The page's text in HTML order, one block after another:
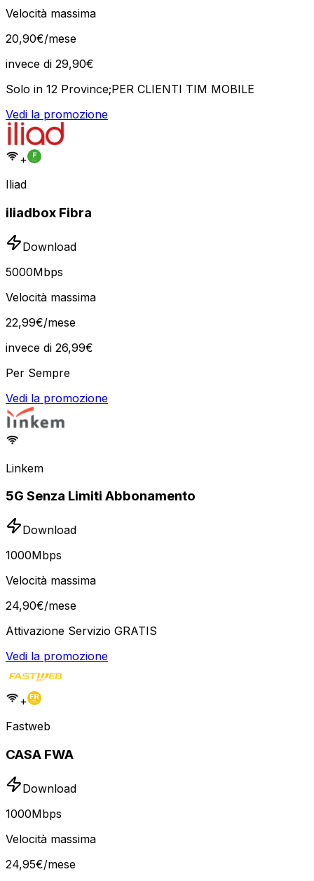
Velocità massima
20,90€/mese
invece di 29,90€
Solo in 12 Province;PER CLIENTI TIM MOBILE
Vedi la promozione
+
Iliad
iliadbox Fibra
Download
5000Mbps
Velocità massima
22,99€/mese
invece di 26,99€
Per Sempre
Vedi la promozione
Linkem
5G Senza Limiti Abbonamento
Download
1000Mbps
Velocità massima
24,90€/mese
Attivazione Servizio GRATIS
Vedi la promozione
+
Fastweb
CASA FWA
Download
1000Mbps
Velocità massima
24,95€/mese